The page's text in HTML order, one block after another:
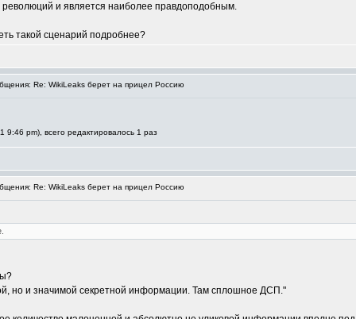
и является наиболее правдоподобным.
такой сценарий подробнее?
Re: WikiLeaks берет на прицел Россию
pm), всего редактировалось 1 раз
Re: WikiLeaks берет на прицел Россию
но и значимой секретной информации. Там сплошное ДСП."